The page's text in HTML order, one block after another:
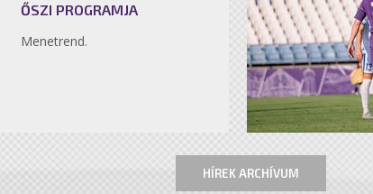
ŐSZI PROGRAMJA
Menetrend.
HÍREK ARCHÍVUM